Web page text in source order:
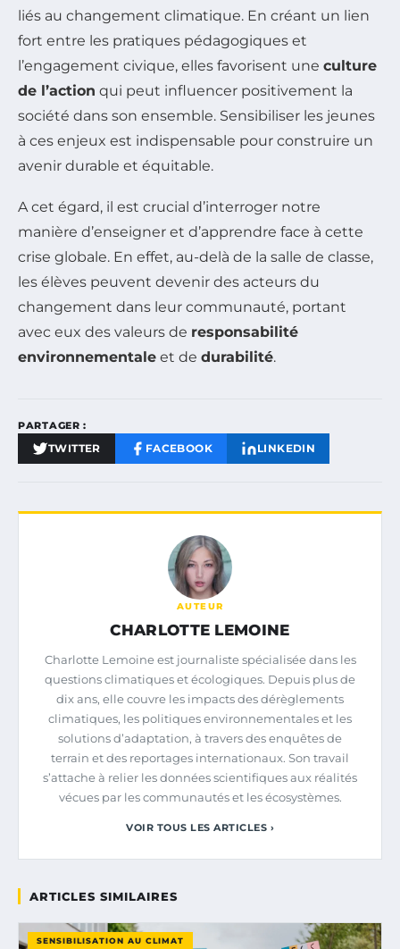
liés au changement climatique. En créant un lien
fort entre les pratiques pédagogiques et
l’engagement civique, elles favorisent une culture
de l’action qui peut influencer positivement la
société dans son ensemble. Sensibiliser les jeunes
à ces enjeux est indispensable pour construire un
avenir durable et équitable.
A cet égard, il est crucial d’interroger notre
manière d’enseigner et d’apprendre face à cette
crise globale. En effet, au-delà de la salle de classe,
les élèves peuvent devenir des acteurs du
changement dans leur communauté, portant
avec eux des valeurs de responsabilité
environnementale et de durabilité.
PARTAGER :
TWITTER FACEBOOK LINKEDIN
AUTEUR
CHARLOTTE LEMOINE
Charlotte Lemoine est journaliste spécialisée dans les
questions climatiques et écologiques. Depuis plus de
dix ans, elle couvre les impacts des dérèglements
climatiques, les politiques environnementales et les
solutions d’adaptation, à travers des enquêtes de
terrain et des reportages internationaux. Son travail
s’attache à relier les données scientifiques aux réalités
vécues par les communautés et les écosystèmes.
VOIR TOUS LES ARTICLES ›
ARTICLES SIMILAIRES
SENSIBILISATION AU CLIMAT